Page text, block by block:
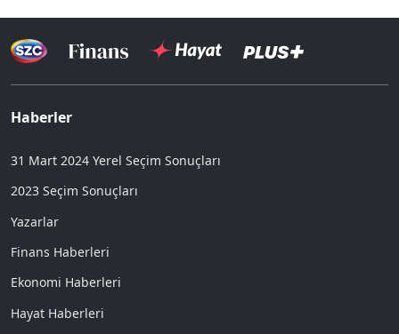
Haberler
31 Mart 2024 Yerel Seçim Sonuçları
2023 Seçim Sonuçları
Yazarlar
Finans Haberleri
Ekonomi Haberleri
Hayat Haberleri